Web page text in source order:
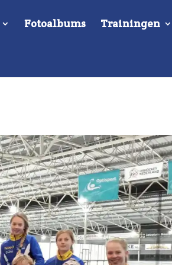
Fotoalbums Trainingen